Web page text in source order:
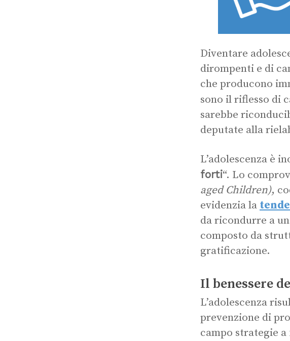
Diventare
dirompenti e di
che producono
sono il riflesso di
sarebbe
deputate alla
L’adolescenza è
forti“. Lo
aged Children),
evidenzia la
da ricondurre a
composto da
gratificazione.
Il benessere
L’adolescenza
prevenzione di
campo strategie